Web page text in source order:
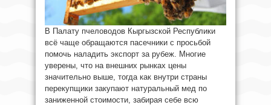
В Палату пчеловодов Кыргызской Республики
всё чаще обращаются пасечники с просьбой
помочь наладить экспорт за рубеж. Многие
уверены, что на внешних рынках цены
значительно выше, тогда как внутри страны
перекупщики закупают натуральный мед по
заниженной стоимости, забирая себе всю